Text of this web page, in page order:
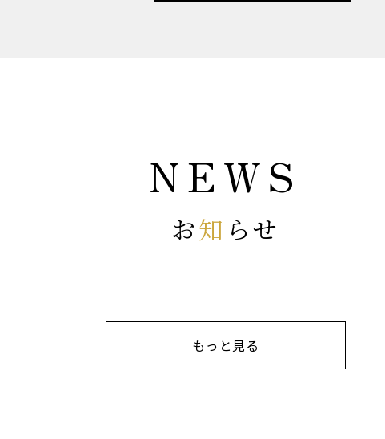
NEWS
お知 らせ
もっと見る